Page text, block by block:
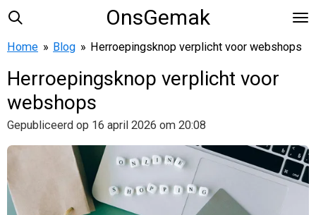
Ga
naar
hoofdinhoud
OnsGemak
Home » Blog » Herroepingsknop verplicht voor webshops
Herroepingsknop verplicht voor
webshops
Gepubliceerd op 16 april 2026 om 20:08